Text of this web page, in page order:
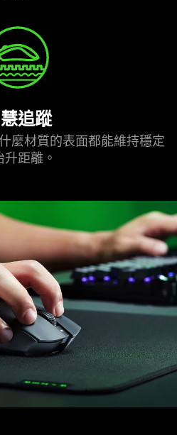
追蹤
麼材質的表面都能維持穩定
升距離 。